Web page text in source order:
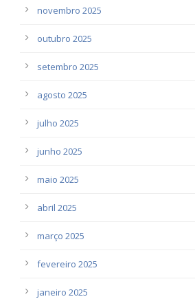
novembro 2025
outubro 2025
setembro 2025
agosto 2025
julho 2025
junho 2025
maio 2025
abril 2025
março 2025
fevereiro 2025
janeiro 2025